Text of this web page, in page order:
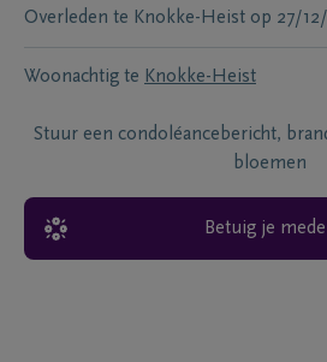
Overleden te Knokke-Heist op 27/
Woonachtig te Knokke-Heist
Stuur een condoléancebericht,
bloemen
Betuig je